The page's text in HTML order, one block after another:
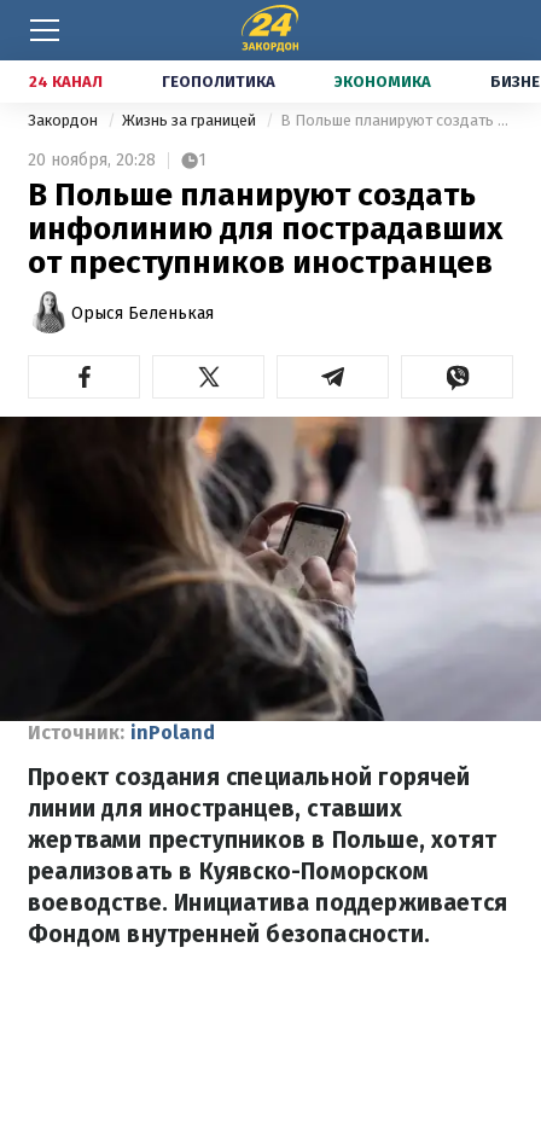
24 КАНАЛ ГЕОПОЛИТИКА ЭКОНОМИКА
Закордон Жизнь за границей В Польше планируют создать инфолинию для пострадавших от преступников иностранцев
20 ноября, 20:28 1
В Польше планируют создать
инфолинию для пострадавших
от преступников иностранцев
Орыся Беленькая
Источник: inPoland
Проект создания специальной горячей
линии для иностранцев, ставших
жертвами преступников в Польше, хотят
реализовать в Куявско-Поморском
воеводстве. Инициатива поддерживается
Фондом внутренней безопасности.